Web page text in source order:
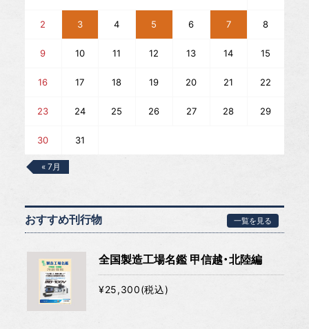
2 3 4 5 6 7 8
9 10 11 12 13 14 15
16 17 18 19 20 21 22
23 24 25 26 27 28 29
30 31
« 7月
おすすめ刊行物 一覧を見る
全国製造工場名鑑 甲信越・北陸編
¥25,300(税込)